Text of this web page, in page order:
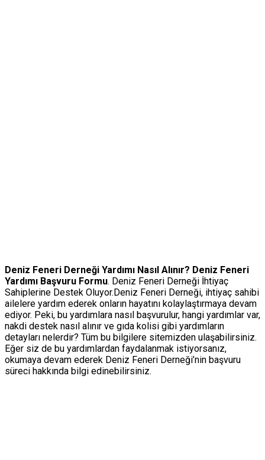
Deniz Feneri Derneği Yardımı Nasıl Alınır? Deniz Feneri
Yardımı Başvuru Formu. Deniz Feneri Derneği İhtiyaç
Sahiplerine Destek Oluyor. Deniz Feneri Derneği, ihtiyaç sahibi
ailelere yardım ederek onların hayatını kolaylaştırmaya devam
ediyor. Peki, bu yardımlara nasıl başvurulur, hangi yardımlar var,
nakdi destek nasıl alınır ve gıda kolisi gibi yardımların
detayları nelerdir? Tüm bu bilgilere sitemizden ulaşabilirsiniz.
Eğer siz de bu yardımlardan faydalanmak istiyorsanız,
okumaya devam ederek Deniz Feneri Derneği’nin başvuru
süreci hakkında bilgi edinebilirsiniz.